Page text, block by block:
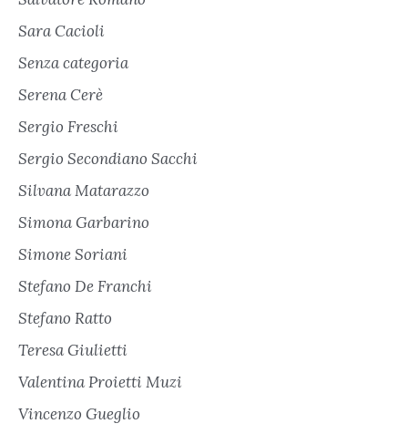
Sara Cacioli
Senza categoria
Serena Cerè
Sergio Freschi
Sergio Secondiano Sacchi
Silvana Matarazzo
Simona Garbarino
Simone Soriani
Stefano De Franchi
Stefano Ratto
Teresa Giulietti
Valentina Proietti Muzi
Vincenzo Gueglio